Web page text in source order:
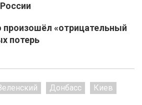
произошёл «отрицательный
потерь
Донбасс
Киев